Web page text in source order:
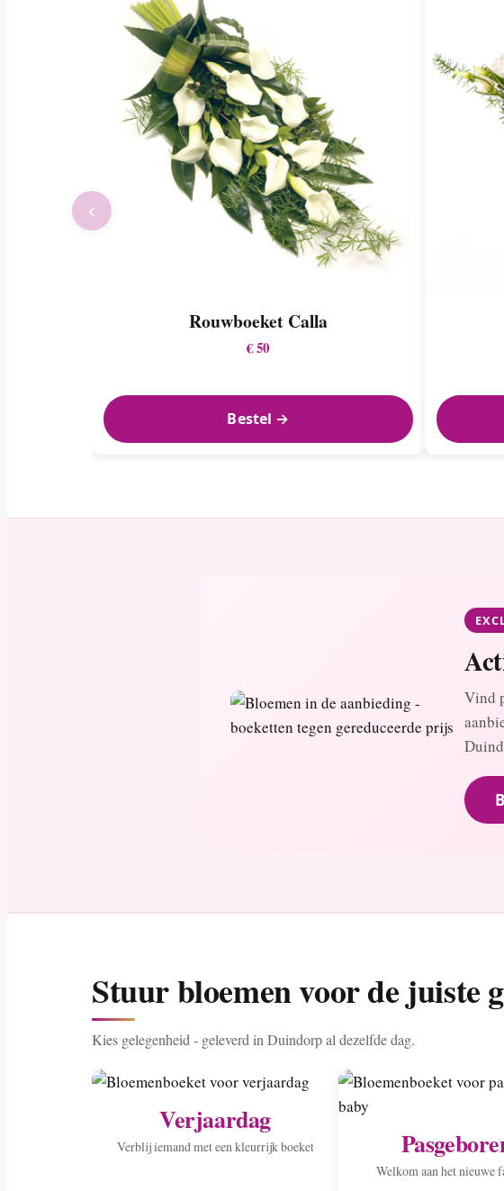
Rouwboeket Calla
€ 50
Bestel →
‹
Vind
Stuur bloemen voor de juiste
Kies gelegenheid - geleverd in Duindorp al dezelfde dag.
Verjaardag
Verblij iemand met een kleurrijk boeket
Welkom aan het nieuwe